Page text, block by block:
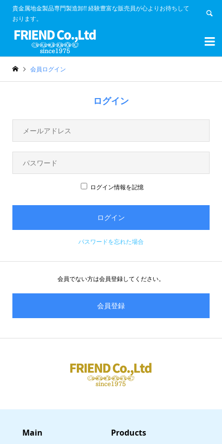
貴金属地金製品専門製造卸!! 経験豊富な販売員が心よりお待ちして
おります。


会員ログイン
ログイン
ログイン情報を記憶
パスワードを忘れた場合
会員でない方は会員登録してください。
会員登録
Main ​Products